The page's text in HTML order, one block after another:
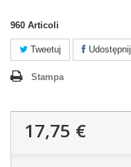
960 Articoli
Tweetuj Udostępnij
Stampa
17,75 €